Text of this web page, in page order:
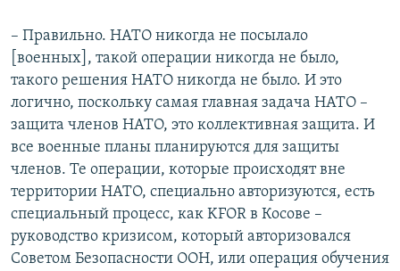
– Правильно. НАТО никогда не посылало
[военных], такой операции никогда не было,
такого решения НАТО никогда не было. И это
логично, поскольку самая главная задача НАТО –
защита членов НАТО, это коллективная защита. И
все военные планы планируются для защиты
членов. Те операции, которые происходят вне
территории НАТО, специально авторизуются, есть
специальный процесс, как KFOR в Косове –
руководство кризисом, который авторизовался
Советом Безопасности ООН, или операция обучения